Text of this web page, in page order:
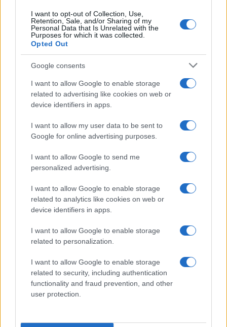
I want to opt-out of Collection, Use,
Retention, Sale, and/or Sharing of my
Personal Data that Is Unrelated with the
Purposes for which it was collected.
Opted Out
Google consents
I want to allow Google to enable storage
related to advertising like cookies on web or
device identifiers in apps.
I want to allow my user data to be sent to
Google for online advertising purposes.
I want to allow Google to send me
personalized advertising.
I want to allow Google to enable storage
related to analytics like cookies on web or
device identifiers in apps.
I want to allow Google to enable storage
related to personalization.
I want to allow Google to enable storage
related to security, including authentication
functionality and fraud prevention, and other
user protection.
ΣΑΝ ΣΗΜΕΡΑ – 6 Αυγούστου 1777:
Μάχη του Oriskany, μια ήττα με
ινδιάνικο εμφύλιο
“Τυφλό” το ιρλανδικό κυβερνητικό
αεροσκάφος ή μια ακόμη ρήξη με το
Ισραήλ;
Μόναχο: Ισόβια στον 25χρονο Αφγανό
για τη φονική επίθεση σε διαδήλωση
Στην Ουκρανία ο Βρετανός υπουργός